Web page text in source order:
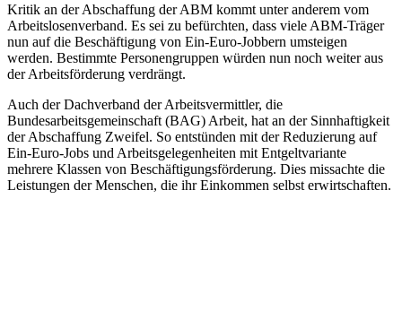
Kritik an der Abschaffung der ABM kommt unter anderem vom
Arbeitslosenverband. Es sei zu befürchten, dass viele ABM-Träger
nun auf die Beschäftigung von Ein-Euro-Jobbern umsteigen
werden. Bestimmte Personengruppen würden nun noch weiter aus
der Arbeitsförderung verdrängt.
Auch der Dachverband der Arbeitsvermittler, die
Bundesarbeitsgemeinschaft (BAG) Arbeit, hat an der Sinnhaftigkeit
der Abschaffung Zweifel. So entstünden mit der Reduzierung auf
Ein-Euro-Jobs und Arbeitsgelegenheiten mit Entgeltvariante
mehrere Klassen von Beschäftigungsförderung. Dies missachte die
Leistungen der Menschen, die ihr Einkommen selbst erwirtschaften.